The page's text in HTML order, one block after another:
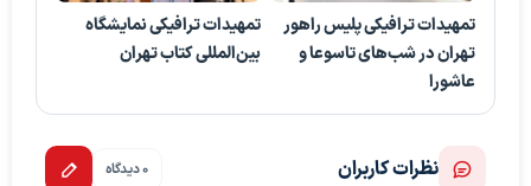
تمهیدات ترافیکی پلیس راهور
تهران در شب‌های تاسوعا و
عاشورا
تمهیدات ترافیکی نمایشگاه
بین‌المللی کتاب تهران
نظرات کاربران 0 دیدگاه